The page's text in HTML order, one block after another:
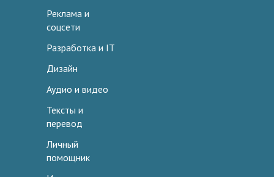
Реклама и
соцсети
Разработка и IT
Дизайн
Аудио и видео
Тексты и
перевод
Личный
помощник